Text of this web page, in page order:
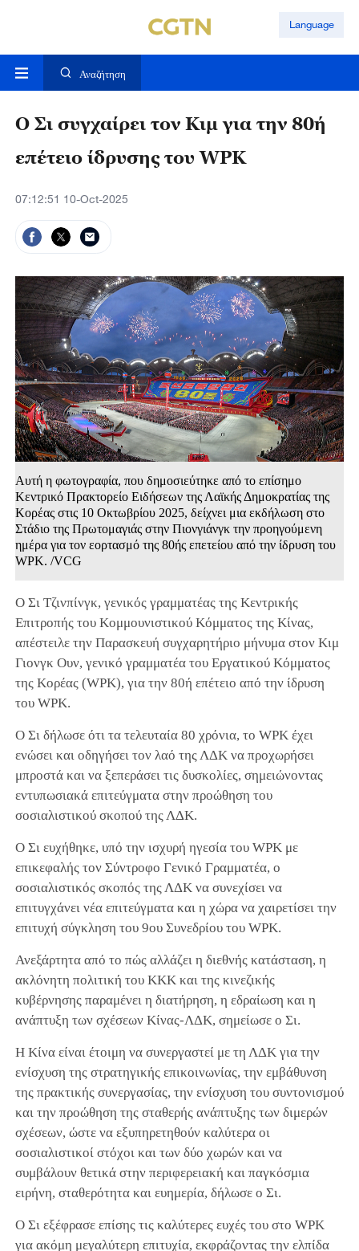
Language
Αναζήτηση
Ο Σι συγχαίρει τον Κιμ για την 80ή
επέτειο ίδρυσης του WPK
07:12:51 10-Oct-2025
Αυτή η φωτογραφία, που δημοσιεύτηκε από το επίσημο
Κεντρικό Πρακτορείο Ειδήσεων της Λαϊκής Δημοκρατίας της
Κορέας στις 10 Οκτωβρίου 2025, δείχνει μια εκδήλωση στο
Στάδιο της Πρωτομαγιάς στην Πιονγιάνγκ την προηγούμενη
ημέρα για τον εορτασμό της 80ής επετείου από την ίδρυση του
WPK. /VCG
Ο Σι Τζινπίνγκ, γενικός γραμματέας της Κεντρικής
Επιτροπής του Κομμουνιστικού Κόμματος της Κίνας,
απέστειλε την Παρασκευή συγχαρητήριο μήνυμα στον Κιμ
Γιονγκ Ουν, γενικό γραμματέα του Εργατικού Κόμματος
της Κορέας (WPK), για την 80ή επέτειο από την ίδρυση
του WPK.
Ο Σι δήλωσε ότι τα τελευταία 80 χρόνια, το WPK έχει
ενώσει και οδηγήσει τον λαό της ΛΔΚ να προχωρήσει
μπροστά και να ξεπεράσει τις δυσκολίες, σημειώνοντας
εντυπωσιακά επιτεύγματα στην προώθηση του
σοσιαλιστικού σκοπού της ΛΔΚ.
Ο Σι ευχήθηκε, υπό την ισχυρή ηγεσία του WPK με
επικεφαλής τον Σύντροφο Γενικό Γραμματέα, ο
σοσιαλιστικός σκοπός της ΛΔΚ να συνεχίσει να
επιτυγχάνει νέα επιτεύγματα και η χώρα να χαιρετίσει την
επιτυχή σύγκληση του 9ου Συνεδρίου του WPK.
Ανεξάρτητα από το πώς αλλάζει η διεθνής κατάσταση, η
ακλόνητη πολιτική του ΚΚΚ και της κινεζικής
κυβέρνησης παραμένει η διατήρηση, η εδραίωση και η
ανάπτυξη των σχέσεων Κίνας-ΛΔΚ, σημείωσε ο Σι.
Η Κίνα είναι έτοιμη να συνεργαστεί με τη ΛΔΚ για την
ενίσχυση της στρατηγικής επικοινωνίας, την εμβάθυνση
της πρακτικής συνεργασίας, την ενίσχυση του συντονισμού
και την προώθηση της σταθερής ανάπτυξης των διμερών
σχέσεων, ώστε να εξυπηρετηθούν καλύτερα οι
σοσιαλιστικοί στόχοι και των δύο χωρών και να
συμβάλουν θετικά στην περιφερειακή και παγκόσμια
ειρήνη, σταθερότητα και ευημερία, δήλωσε ο Σι.
Ο Σι εξέφρασε επίσης τις καλύτερες ευχές του στο WPK
για ακόμη μεγαλύτερη επιτυχία, εκφράζοντας την ελπίδα